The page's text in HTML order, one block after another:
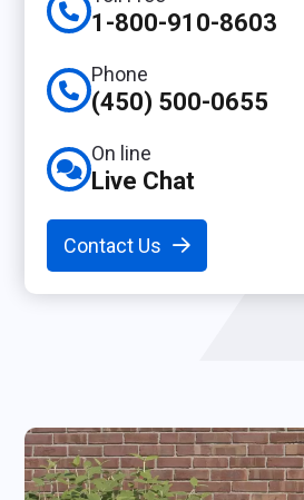
1-800-910-8603
Phone
(450) 500-0655
On line
Live Chat
Contact Us